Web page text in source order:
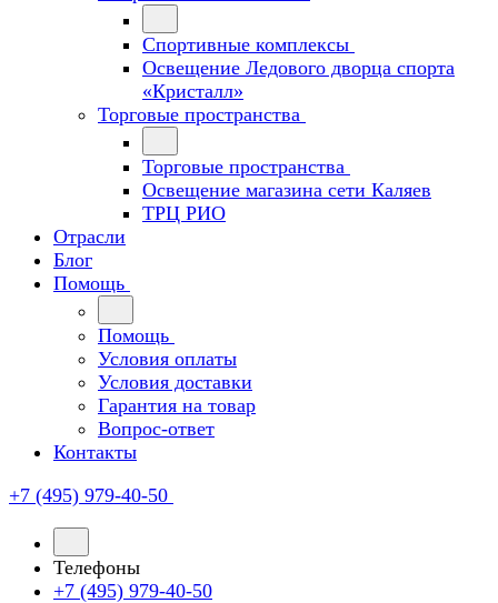
Спортивные комплексы
Освещение Ледового дворца спорта
«Кристалл»
Торговые пространства
Торговые пространства
Освещение магазина сети Каляев
ТРЦ РИО
Отрасли
Блог
Помощь
Помощь
Условия оплаты
Условия доставки
Гарантия на товар
Вопрос-ответ
Контакты
+7 (495) 979-40-50
Телефоны
+7 (495) 979-40-50